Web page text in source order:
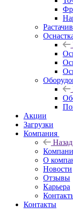
Акции
Загрузки
Компания
Назад
О
Новости
Отзывы
Карьера
Контакты